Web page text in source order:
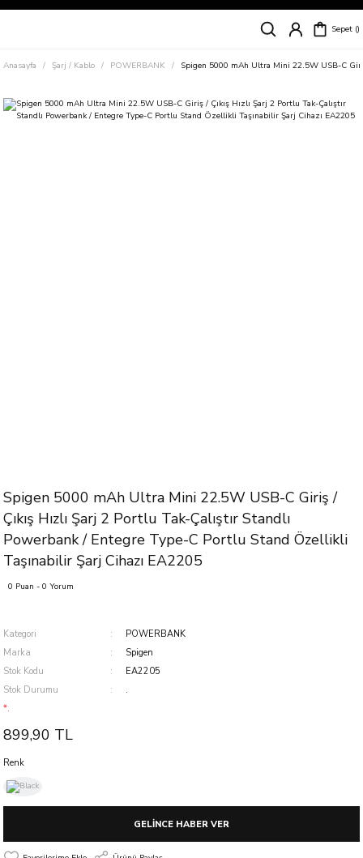
Siparişleriniz
Süper İndirimli Fiyatlar
Sepet
Anasayfa Şarj / Kablo POWERBANK Spigen 5000 mAh Ultra Mini 22.5W USB-C
Spigen 5000 mAh Ultra Mini 22.5W USB-C Giriş /
Çıkış Hızlı Şarj 2 Portlu Tak-Çalıştır Standlı
Powerbank / Entegre Type-C Portlu Stand Özellikli
Taşınabilir Şarj Cihazı EA2205
0 Puan - 0 Yorum
Kategori
POWERBANK
Marka
Spigen
Stok Kodu
EA2205
Stok Durumu
.
*.
899,90 TL
Renk
GELİNCE HABER VER